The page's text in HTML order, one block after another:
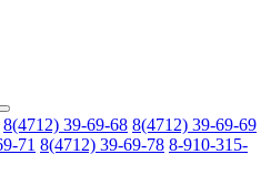
8(4712) 39-69-68 8(4712) 39-69-69
71 8(4712) 39-69-78 8-910-315-